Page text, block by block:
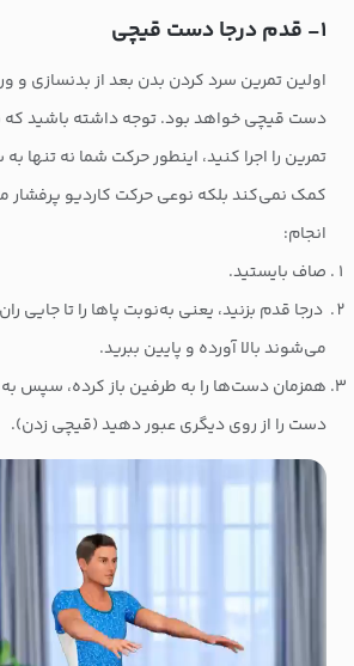
۱- قدم درجا دست قیچی
اولین تمرین سرد کردن بدن بعد از بدنسازی و
دست قیچی خواهد بود. توجه داشته باشید که
تمرین را اجرا کنید، اینطور حرکت شما نه
کمک نمی‌کند بلکه نوعی حرکت کاردیو
انجام:
صاف بایستید.
درجا قدم بزنید، یعنی به‌نوبت پاها را تا جایی
می‌شوند بالا آورده و پایین ببرید.
همزمان دست‌ها را به طرفین باز کرده، سپس
دست را از روی دیگری عبور دهید (قیچی زدن).